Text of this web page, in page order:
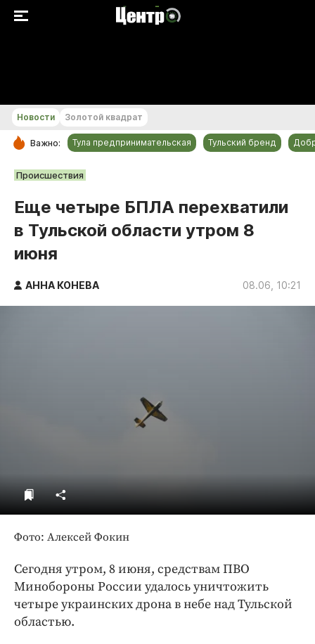
РУБРИКИ
Происшествия
Спорт
Тульский бренд
Тула предпринимательская
Новости Золотой квадрат
Важно: Тула предпринимательская Тульский бренд
Происшествия
Еще четыре БПЛА перехватили
в Тульской области утром 8
июня
АННА КОНЕВА 08.06, 10:21
Фото: Алексей Фокин
Сегодня утром, 8 июня, средствам ПВО
Минобороны России удалось уничтожить
четыре украинских дрона в небе над Тульской
областью.